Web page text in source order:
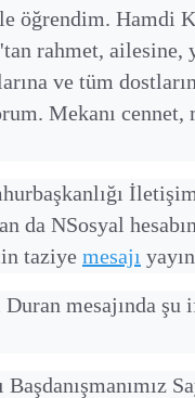
öğrendim. Hamdi
rahmet, ailesine,
ve tüm
Mekanı cennet,
da NSosyal
taziye mesajı
mesajında şu